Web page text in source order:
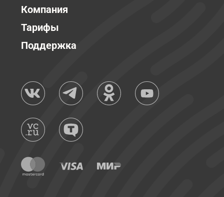
Компания
Тарифы
Поддержка